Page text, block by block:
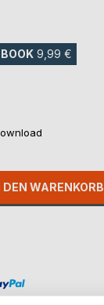
9,99 €
DEN WARENKORB